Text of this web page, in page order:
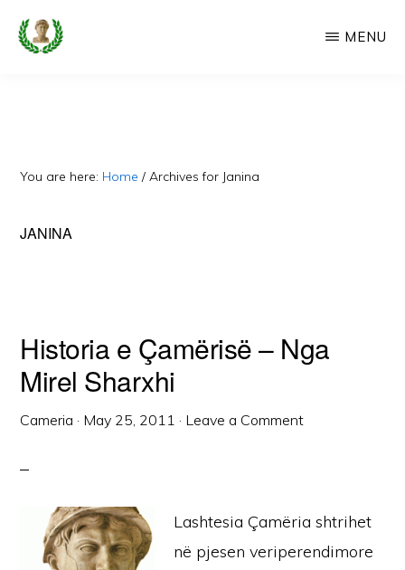
Skip
Faqe
Dedikuar
MENU
You are here: Home / Archives for Janina
JANINA
Historia e Çamërisë – Nga
Mirel Sharxhi
Cameria · May 25, 2011 · Leave a Comment
Lashtesia Çamëria shtrihet
në pjesen veriperendimore